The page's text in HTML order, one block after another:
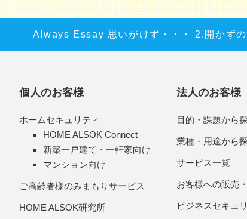
Always Essay 思いがけず・・・ 2.開かず
個人のお客様
ホームセキュリティ
HOME ALSOK Connect
新築一戸建て・一軒家向け
マンション向け
ご高齢者様のみまもりサービス
HOME ALSOK研究所
法人のお客様
目的・課題から
業種・用途から
サービス一覧
お客様への販売
ビジネスセキュ